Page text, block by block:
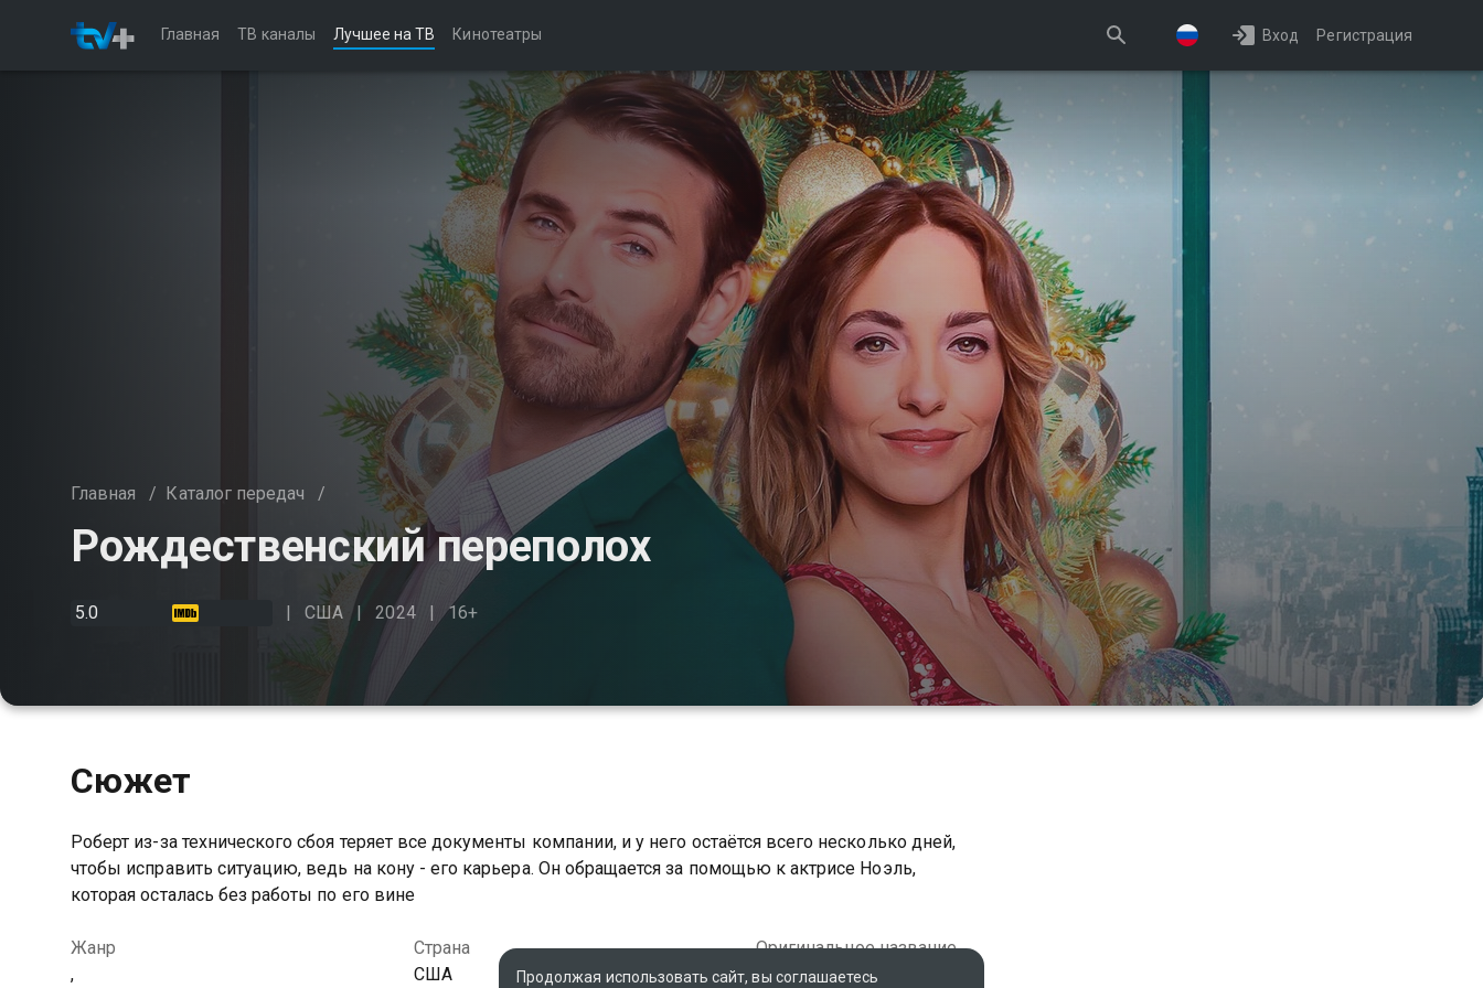
Главная ТВ каналы Лучшее на ТВ Кинотеатры Вход Регистрация
Главная / Каталог передач /
Рождественский переполох
5.0 США 2024 16+
Сюжет
Роберт из-за технического сбоя теряет все документы компании, и у него остаётся всего несколько дней,
чтобы исправить ситуацию, ведь на кону - его карьера. Он обращается за помощью к актрисе Ноэль,
которая осталась без работы по его вине
Жанр
,
Страна
США
Оригинальное название
Christmas Overtime
Продолжая использовать сайт, вы соглашаетесь